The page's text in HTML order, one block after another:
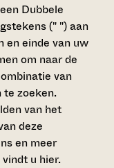
Dubbele
(" ")aan
en einde van uw
om naar de
van
te zoeken.
van het
deze
en meer
u hier.